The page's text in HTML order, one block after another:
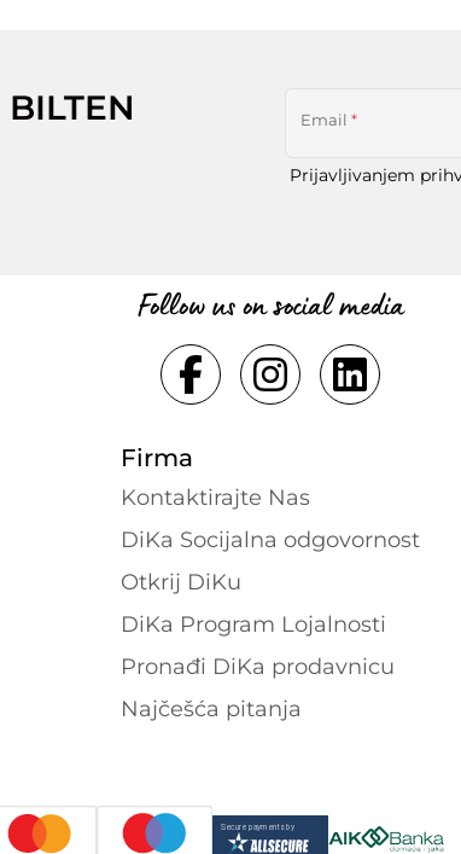
Email *
Prijavljivanjem
Follow us on social media
Firma
Kontaktirajte Nas
DiKa Socijalna odgovornost
Otkrij DiKu
DiKa Program Lojalnosti
Pronađi DiKa prodavnicu
Najčešća pitanja